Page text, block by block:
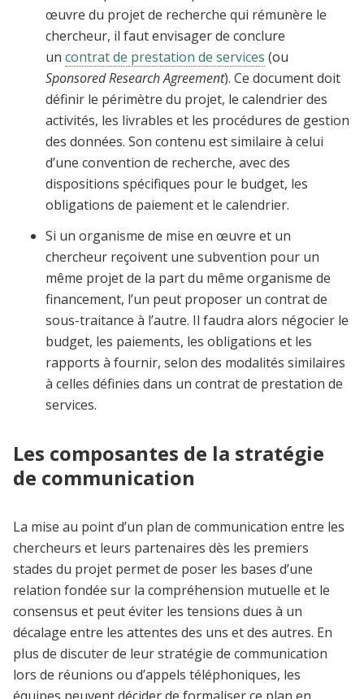
œuvre du projet de recherche qui rémunère le
chercheur, il faut envisager de conclure
un contrat de prestation de services (ou
Sponsored Research Agreement). Ce document doit
définir le périmètre du projet, le calendrier des
activités, les livrables et les procédures de gestion
des données. Son contenu est similaire à celui
d’une convention de recherche, avec des
dispositions spécifiques pour le budget, les
obligations de paiement et le calendrier.
Si un organisme de mise en œuvre et un
chercheur reçoivent une subvention pour un
même projet de la part du même organisme de
financement, l’un peut proposer un contrat de
sous-traitance à l’autre. Il faudra alors négocier le
budget, les paiements, les obligations et les
rapports à fournir, selon des modalités similaires
à celles définies dans un contrat de prestation de
services.
Les composantes de la stratégie
de communication
La mise au point d’un plan de communication entre les
chercheurs et leurs partenaires dès les premiers
stades du projet permet de poser les bases d’une
relation fondée sur la compréhension mutuelle et le
consensus et peut éviter les tensions dues à un
décalage entre les attentes des uns et des autres. En
plus de discuter de leur stratégie de communication
lors de réunions ou d’appels téléphoniques, les